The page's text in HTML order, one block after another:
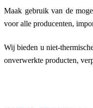
Maak gebruik van de
voor alle producenten,
Wij bieden u niet-
onverwerkte producten,